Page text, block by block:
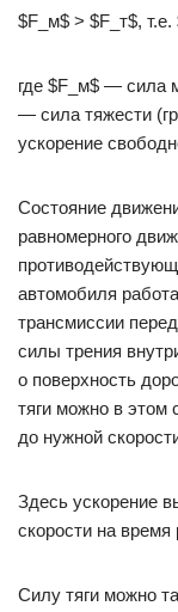
$F_м$ > $F_т$,
где $F_м$ — сила
— сила тяжести
ускорение
Состояние
равномерного
автомобиля
трансмиссии
силы трения
о поверхность
тяги можно в этом
до нужной
Здесь ускорение
скорости на время
Силу тяги можно